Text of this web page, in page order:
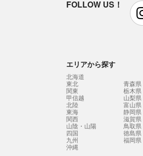
FOLLOW US！
エリアから探す
北海道
東北
青森県
関東
栃木県
甲信越
山梨県
北陸
富山県
東海
静岡県
関西
滋賀県
山陰・山陽
鳥取県
四国
徳島県
九州
福岡県
沖縄